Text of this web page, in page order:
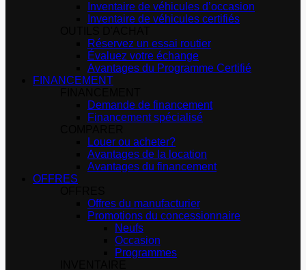
Inventaire de véhicules d’occasion
Inventaire de véhicules certifiés
Réservez un essai routier
Évaluez votre échange
Avantages du Programme Certifié
FINANCEMENT
Demande de financement
Financement spécialisé
Louer ou acheter?
Avantages de la location
Avantages du financement
OFFRES
Offres du manufacturier
Promotions du concessionnaire
Neufs
Occasion
Programmes